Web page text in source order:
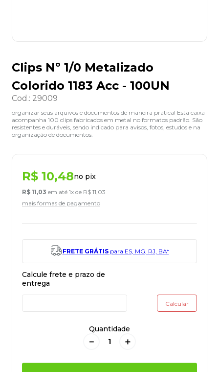
Clips Nº 1/0 Metalizado
Colorido 1183 Acc - 100UN
Cod.: 29009
organizar seus arquivos e documentos de maneira prática! Esta caixa
acompanha 100 clips fabricados em metal no formatos padrão. São
resistentes e duráveis, sendo indicado para avisos, fotos, estudos e na
organização de documentos.
R$ 10,48no pix
R$ 11,03 em até 1x de R$ 11,03
mais formas de pagamento
FRETE GRÁTISpara ES, MG, RJ, BA*
Quantidade
＋
－